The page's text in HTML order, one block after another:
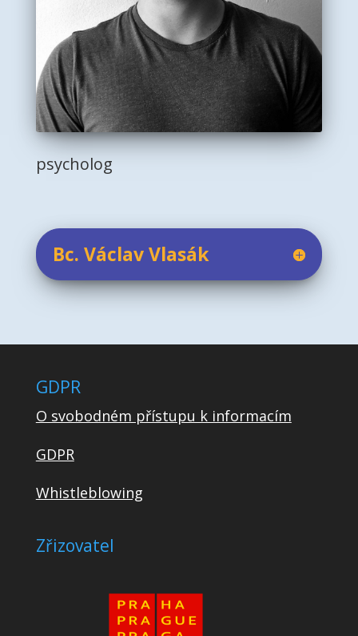
psycholog
Bc. Václav Vlasák
GDPR
O svobodném přístupu k informacím
GDPR
Whistleblowing
Zřizovatel